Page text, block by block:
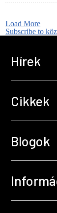
Load More
Subscribe to
Hírek
Cikkek
Blogok